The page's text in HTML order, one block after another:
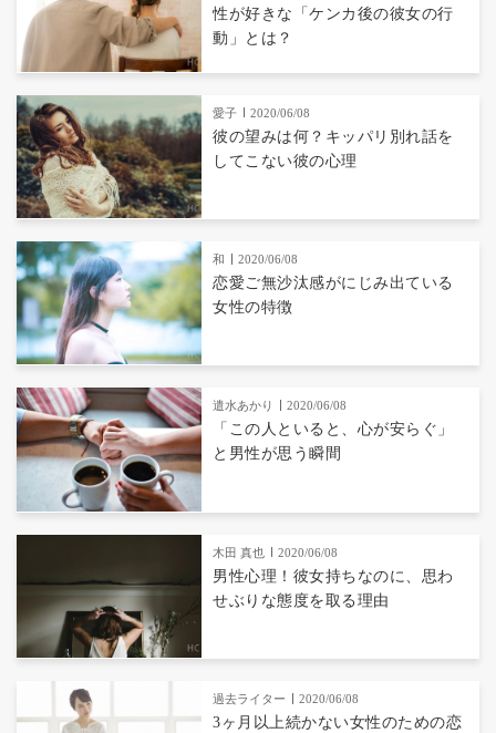
性が好きな「ケンカ後の彼女の行
動」とは？
愛子 2020/06/08
彼の望みは何？キッパリ別れ話を
してこない彼の心理
和 2020/06/08
恋愛ご無沙汰感がにじみ出ている
女性の特徴
遣水あかり 2020/06/08
「この人といると、心が安らぐ」
と男性が思う瞬間
木田 真也 2020/06/08
男性心理！彼女持ちなのに、思わ
せぶりな態度を取る理由
過去ライター 2020/06/08
3ヶ月以上続かない女性のための恋